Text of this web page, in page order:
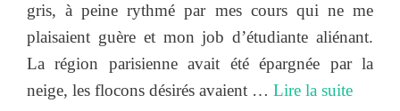
gris, à peine rythmé par mes cours qui ne me
plaisaient guère et mon job d’étudiante aliénant.
La région parisienne avait été épargnée par la
neige, les flocons désirés avaient … Lire la suite